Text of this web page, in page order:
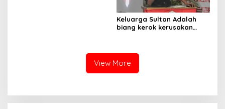
Keluarga Sultan Adalah
biang kerok kerusakan
View More